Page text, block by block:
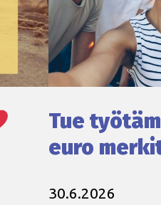
Tue
euro
30.6.2026